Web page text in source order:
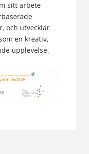
sitt arbete
och utvecklar
en kreativ,
upplevelse.